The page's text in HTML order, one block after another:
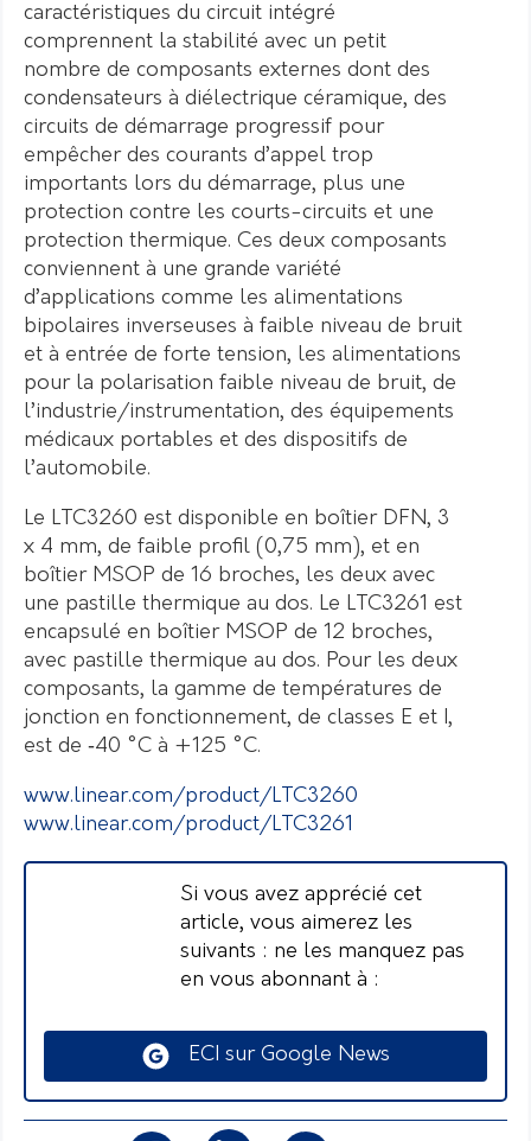
caractéristiques du circuit intégré
comprennent la stabilité avec un petit
nombre de composants externes dont des
condensateurs à diélectrique céramique, des
circuits de démarrage progressif pour
empêcher des courants d’appel trop
importants lors du démarrage, plus une
protection contre les courts-circuits et une
protection thermique. Ces deux composants
conviennent à une grande variété
d’applications comme les alimentations
bipolaires inverseuses à faible niveau de bruit
et à entrée de forte tension, les alimentations
pour la polarisation faible niveau de bruit, de
l’industrie/instrumentation, des équipements
médicaux portables et des dispositifs de
l’automobile.
Le LTC3260 est disponible en boîtier DFN, 3
x 4 mm, de faible profil (0,75 mm), et en
boîtier MSOP de 16 broches, les deux avec
une pastille thermique au dos. Le LTC3261 est
encapsulé en boîtier MSOP de 12 broches,
avec pastille thermique au dos. Pour les deux
composants, la gamme de températures de
jonction en fonctionnement, de classes E et I,
est de ‑40 °C à +125 °C.
www.linear.com/product/LTC3260
www.linear.com/product/LTC3261
Si vous avez apprécié cet
article, vous aimerez les
suivants : ne les manquez pas
en vous abonnant à :
ECI sur Google News